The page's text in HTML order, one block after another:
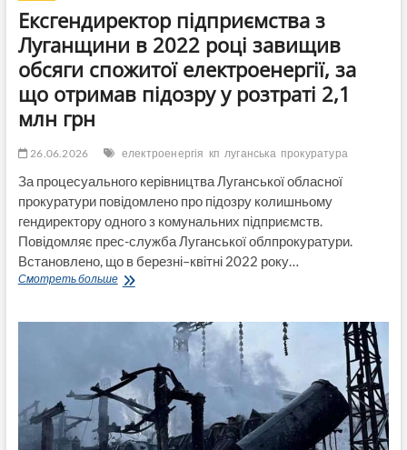
Ексгендиректор підприємства з
Луганщини в 2022 році завищив
обсяги спожитої електроенергії, за
що отримав підозру у розтраті 2,1
млн грн
26.06.2026 електроенергія кп луганська прокуратура
За процесуального керівництва Луганської обласної
прокуратури повідомлено про підозру колишньому
гендиректору одного з комунальних підприємств.
Повідомляє прес-служба Луганської облпрокуратури.
Встановлено, що в березні–квітні 2022 року…
Смотреть большеЕксгендиректор
Луганщини
році
завищив
обсяги
спожитої
електроенергії,